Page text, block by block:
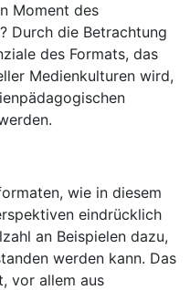
Moment des
Durch die Betrachtung
des Formats, das
Medienkulturen wird,
wie in diesem
eindrücklich
an Beispielen dazu,
werden kann. Das
vor allem aus